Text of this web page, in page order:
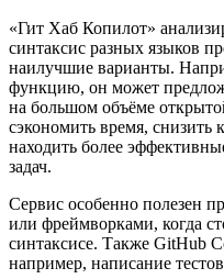
«Гит Хаб Копилот»
синтаксис разных языков
наилучшие варианты.
функцию, он может
на большом объёме
сэкономить время, снизить
находить более
задач.
Сервис особенно полезен
или фреймворками, когда
синтаксисе. Также GitHub
например, написание